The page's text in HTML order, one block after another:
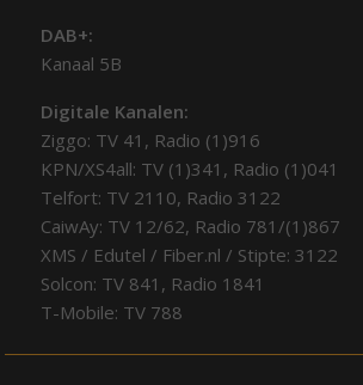
DAB+:
Kanaal 5B
Digitale Kanalen:
Ziggo: TV 41, Radio (1)916
KPN/XS4all: TV (1)341, Radio (1)041
Telfort: TV 2110, Radio 3122
CaiwAy: TV 12/62, Radio 781/(1)867
XMS / Edutel / Fiber.nl / Stipte: 3122
Solcon: TV 841, Radio 1841
T-Mobile: TV 788